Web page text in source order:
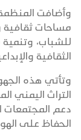
وأضافت
مساحات ثقافية
للشباب، وتنمية
الثقافية
وتأتي هذه
التراث اليمني
دعم المجتمعات
الحفاظ على